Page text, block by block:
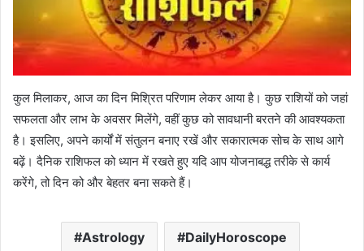
कुल मिलाकर, आज का दिन मिश्रित परिणाम लेकर आया है। कुछ राशियों को जहां
सफलता और लाभ के अवसर मिलेंगे, वहीं कुछ को सावधानी बरतने की आवश्यकता
है। इसलिए, अपने कार्यों में संतुलन बनाए रखें और सकारात्मक सोच के साथ आगे
बढ़ें। दैनिक राशिफल को ध्यान में रखते हुए यदि आप योजनाबद्ध तरीके से कार्य
करेंगे, तो दिन को और बेहतर बना सकते हैं।
Astrology DailyHoroscope